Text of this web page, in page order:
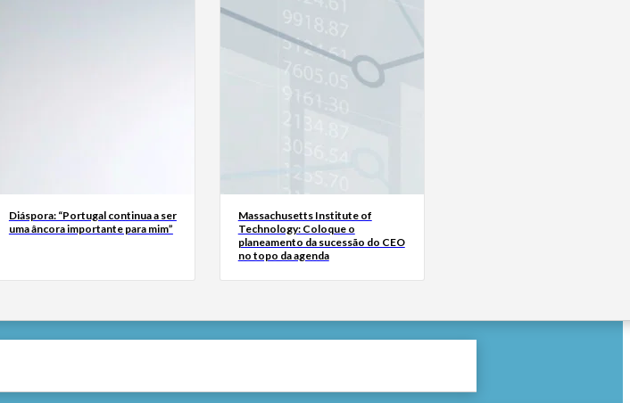
Diáspora: “Portugal continua a ser
uma âncora importante para mim”
Massachusetts Institute of
Technology: Coloque o
planeamento da sucessão do CEO
no topo da agenda